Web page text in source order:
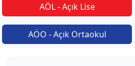
AÖL - Açık Lise
AÖO - Açık Ortaokul